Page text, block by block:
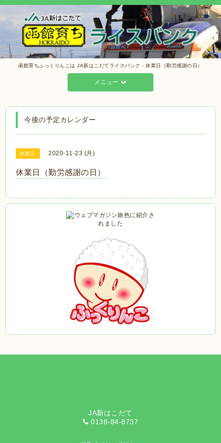
函館育ちふっくりんこは JA新はこだてライスバンク - 休業日（勤労感謝の日）
メニュー
今後の予定カレンダー
休業日 2020-11-23 (月)
休業日（勤労感謝の日）
JA新はこだて
0138-84-8737